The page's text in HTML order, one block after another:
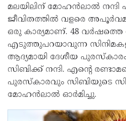
മലയിലിന് മോഹൻലാൽ
ജീവിതത്തിൽ വളരെ
ഒരു കാര്യമാണ്. 48 വർഷത്തെ
എടുത്തുപറയാവുന്ന
ആദ്യമായി ദേശീയ പുരസ്‌കാരം
സിബിക്ക് നന്ദി. എന്റെ
പുരസ്‌കാരവും സിബിയുടെ
മോഹൻലാൽ ഓർമിച്ചു.